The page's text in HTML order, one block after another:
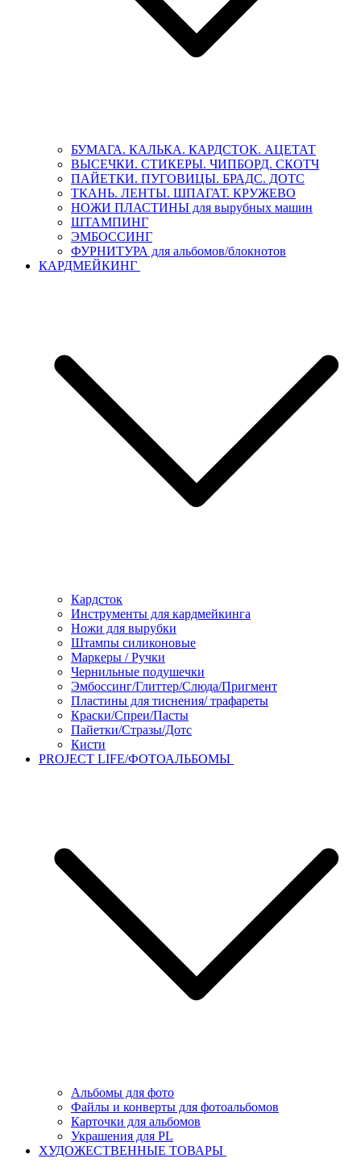
БУМАГА. КАЛЬКА. КАРДСТОК. АЦЕТАТ
ВЫСЕЧКИ. СТИКЕРЫ. ЧИПБОРД. СКОТЧ
ПАЙЕТКИ. ПУГОВИЦЫ. БРАДС. ДОТС
ТКАНЬ. ЛЕНТЫ. ШПАГАТ. КРУЖЕВО
НОЖИ ПЛАСТИНЫ для вырубных машин
ШТАМПИНГ
ЭМБОССИНГ
ФУРНИТУРА для альбомов/блокнотов
КАРДМЕЙКИНГ
Кардсток
Инструменты для кардмейкинга
Ножи для вырубки
Штампы силиконовые
Маркеры / Ручки
Чернильные подушечки
Эмбоссинг/Глиттер/Слюда/Пригмент
Пластины для тиснения/ трафареты
Краски/Спреи/Пасты
Пайетки/Стразы/Дотс
Кисти
PROJECT LIFE/ФОТОАЛЬБОМЫ
Альбомы для фото
Файлы и конверты для фотоальбомов
Карточки для альбомов
Украшения для PL
ХУДОЖЕСТВЕННЫЕ ТОВАРЫ